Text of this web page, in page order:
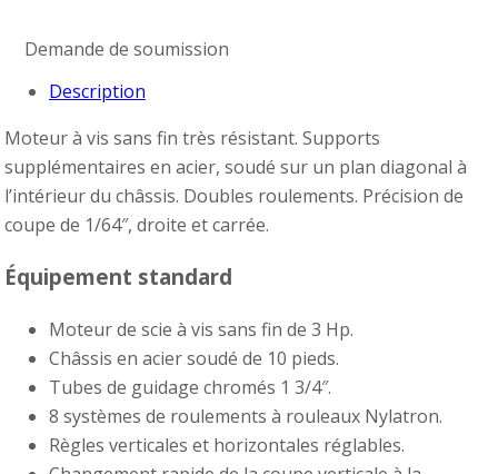
Demande de soumission
Description
Moteur à vis sans fin très résistant. Supports
supplémentaires en acier, soudé sur un plan diagonal à
l’intérieur du châssis. Doubles roulements. Précision de
coupe de 1/64″, droite et carrée.
Équipement standard
Moteur de scie à vis sans fin de 3 Hp.
Châssis en acier soudé de 10 pieds.
Tubes de guidage chromés 1 3/4″.
8 systèmes de roulements à rouleaux Nylatron.
Règles verticales et horizontales réglables.